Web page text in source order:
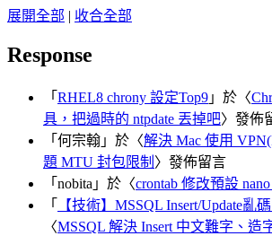
展開全部 | 收合全部
Response
「 RHEL8 chrony 設定Top9 」於〈
具，把過時的 ntpdate 丟掉吧〉發佈
「 何宗翰 」於〈解決 Mac 使用
題 MTU 封包限制 〉發佈留言
「 nobita 」於〈crontab 修改預設
「
【技術】MSSQL Insert/Update亂
〈MSSQL 解決 Insert 中文難字、造